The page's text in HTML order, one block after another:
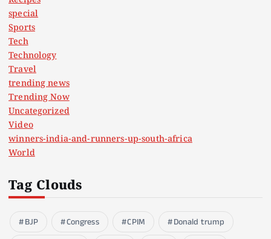
special
Sports
Tech
Technology
Travel
trending news
Trending Now
Uncategorized
Video
winners-india-and-runners-up-south-africa
World
Tag Clouds
BJP Congress CPIM
Donald trump